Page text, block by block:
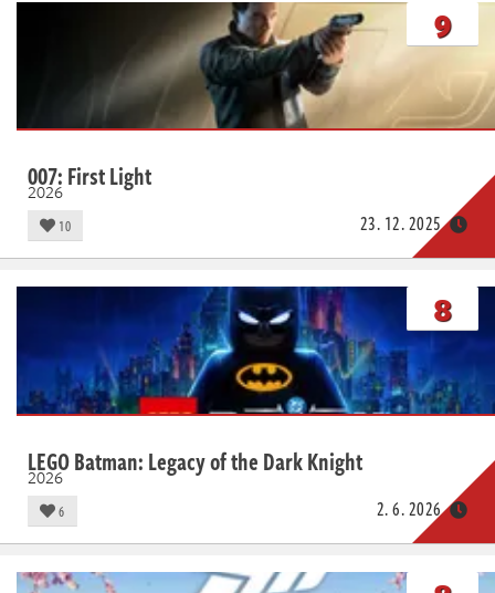
9
007: First Light
2026
10 23. 12. 2025
8
LEGO Batman: Legacy of the Dark Knight
2026
6 2. 6. 2026